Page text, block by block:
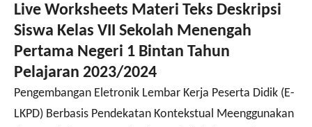
Live Worksheets Materi Teks Deskripsi
Siswa Kelas VII Sekolah Menengah
Pertama Negeri 1 Bintan Tahun
Pelajaran 2023/2024
Pengembangan Eletronik Lembar Kerja Peserta Didik (E-
LKPD) Berbasis Pendekatan Kontekstual Meenggunakan